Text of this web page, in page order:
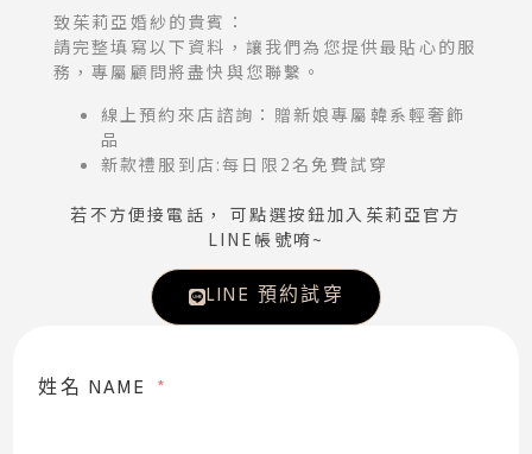
致茱莉亞婚紗的貴賓：
請完整填寫以下資料，讓我們為您提供最貼心的服
務，專屬顧問將盡快與您聯繫。
線上預約來店諮詢：贈新娘專屬韓系輕奢飾
品
新款禮服到店:每日限2名免費試穿
若不方便接電話， 可點選按鈕加入茱莉亞官方
LINE帳號唷~
LINE 預約試穿
姓名 NAME